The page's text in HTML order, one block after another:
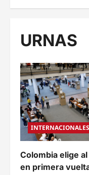
URNAS
INTERNACIONALES
Colombia elige
en primera